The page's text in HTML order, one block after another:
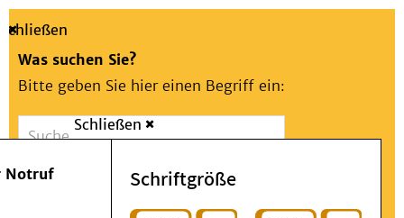
Suche
Schließen
Was suchen Sie?
Bitte geben Sie hier einen Begriff ein:
Suchen
Notfall
Schließen
Notruf Schriftgröße
Menü